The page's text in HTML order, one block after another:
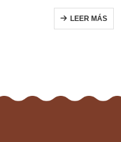
LEER MÁS